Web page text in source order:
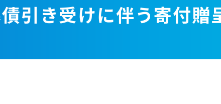
引き受けに伴う寄付贈